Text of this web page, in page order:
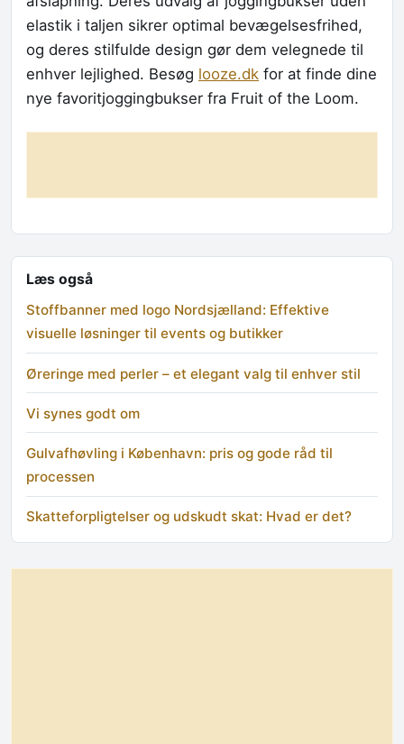
elastik i taljen sikrer optimal bevægelsesfrihed,
og deres stilfulde design gør dem velegnede til
enhver lejlighed. Besøg looze.dk for at finde dine
nye favoritjoggingbukser fra Fruit of the Loom.
Læs også
Stoffbanner med logo Nordsjælland: Effektive
visuelle løsninger til events og butikker
Øreringe med perler – et elegant valg til enhver stil
Vi synes godt om
Gulvafhøvling i København: pris og gode råd til
processen
Skatteforpligtelser og udskudt skat: Hvad er det?